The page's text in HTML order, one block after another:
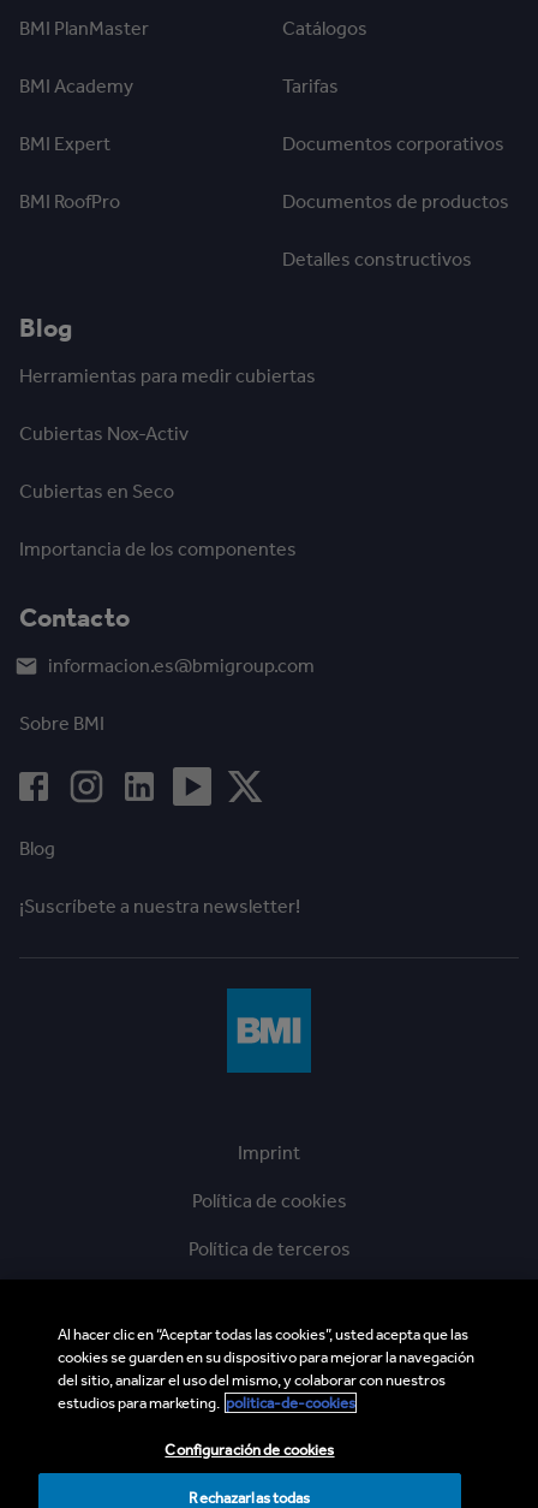
BMI PlanMaster
BMI Academy
BMI Expert
BMI RoofPro
Catálogos
Tarifas
Documentos corporativos
Documentos de productos
Detalles constructivos
Blog
Herramientas para medir cubiertas
Cubiertas Nox-Activ
Cubiertas en Seco
Importancia de los componentes
Contacto
informacion.es@bmigroup.com
Sobre BMI
Blog
¡Suscríbete a nuestra newsletter!
Imprint
Política de cookies
Política de terceros
Línea Directa de Ética
BMI Supplier and Third Party Codes of Conduct
Sitemap
Al hacer clic en “Aceptar todas las cookies”, usted acepta que las
cookies se guarden en su dispositivo para mejorar la navegación
del sitio, analizar el uso del mismo, y colaborar con nuestros
estudios para marketing. politica-de-cookies
Configuración de cookies
Rechazarlas todas